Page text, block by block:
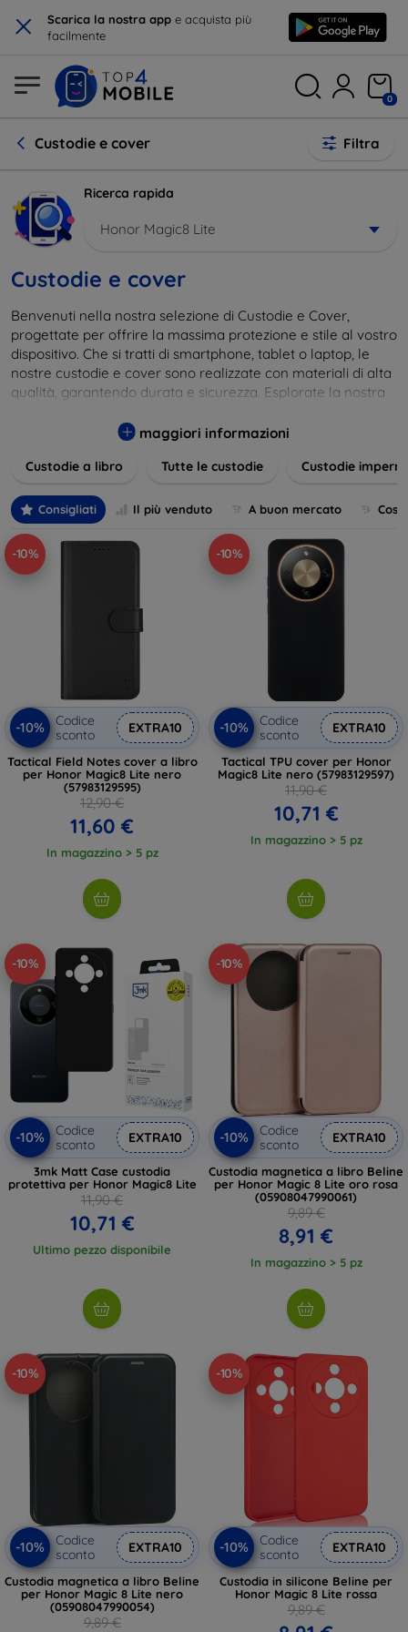
× Scarica la nostra app e acquista più
facilmente
0
Custodie e cover Filtra
Ricerca rapida
Honor Magic8 Lite
Custodie e cover
Benvenuti nella nostra selezione di Custodie e Cover,
progettate per offrire la massima protezione e stile al vostro
dispositivo. Che si tratti di smartphone, tablet o laptop, le
nostre custodie e cover sono realizzate con materiali di alta
qualità, garantendo durata e sicurezza. Esplorate la nostra
esigenza e gusto. Proteggete il vostro dispositivo con le
maggiori informazioni
Custodie a libro Tutte le custodie Custodie
Consigliati Il più venduto A buon mercato
-10%
-10%
Codice
sconto
EXTRA10
Tactical Field Notes cover a libro
per Honor Magic8 Lite nero
(57983129595)
12,90 €
11,60 €
In magazzino > 5 pz
-10%
-10%
Codice
sconto
EXTRA10
Tactical TPU cover per Honor
Magic8 Lite nero (57983129597)
11,90 €
10,71 €
In magazzino > 5 pz
-10%
-10%
Codice
sconto
EXTRA10
3mk Matt Case custodia
protettiva per Honor Magic8 Lite
11,90 €
10,71 €
Ultimo pezzo disponibile
-10%
-10%
Codice
sconto
EXTRA10
Custodia magnetica a libro Beline
per Honor Magic 8 Lite oro rosa
(05908047990061)
9,89 €
8,91 €
In magazzino > 5 pz
-10%
-10%
Codice
sconto
EXTRA10
Custodia magnetica a libro Beline
per Honor Magic 8 Lite nero
(05908047990054)
9,89 €
-10%
-10%
Codice
sconto
EXTRA10
Custodia in silicone Beline per
Honor Magic 8 Lite rossa
9,89 €